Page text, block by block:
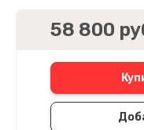
58 800